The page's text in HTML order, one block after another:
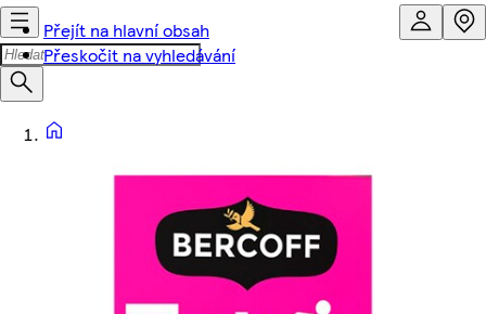
Přejít na hlavní obsah
Přeskočit na vyhledávání